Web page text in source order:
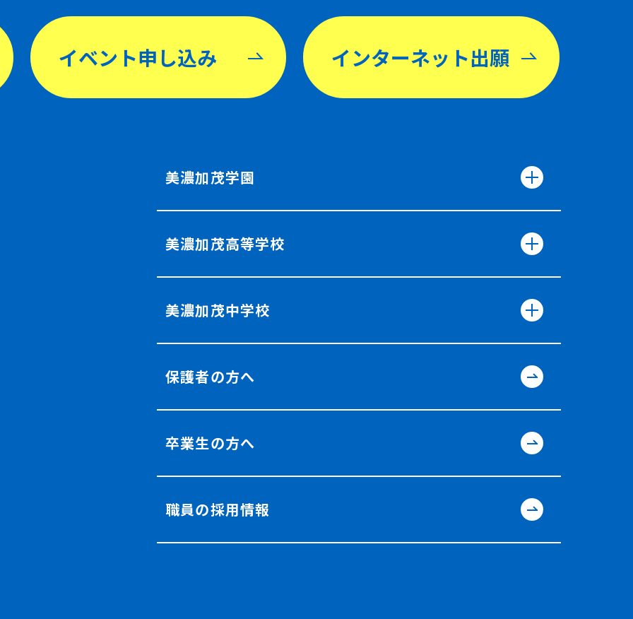
イベント申し込み インターネット出願
美濃加茂学園
美濃加茂高等学校
美濃加茂中学校
保護者の方へ
卒業生の方へ
職員の採用情報